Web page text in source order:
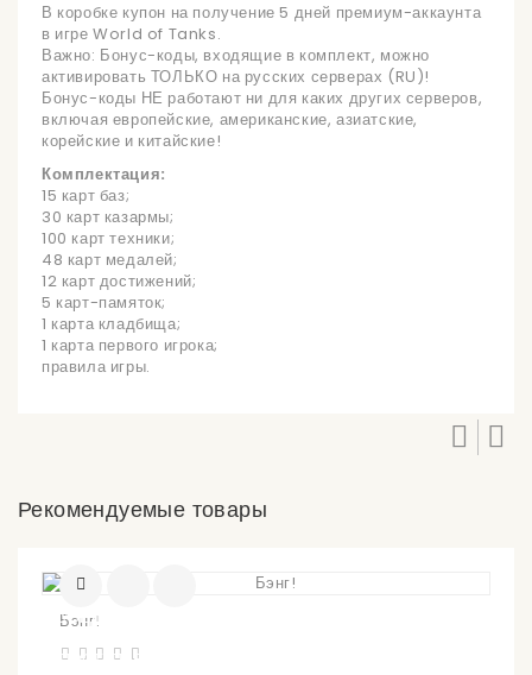
В коробке купон на получение 5 дней премиум-аккаунта
в игре World of Tanks.
Важно: Бонус-коды, входящие в комплект, можно
активировать ТОЛЬКО на русских серверах (RU)!
Бонус-коды НЕ работают ни для каких других серверов,
включая европейские, американские, азиатские,
корейские и китайские!
Комплектация:
15 карт баз;
30 карт казармы;
100 карт техники;
48 карт медалей;
12 карт достижений;
5 карт-памяток;
1 карта кладбища;
1 карта первого игрока;
правила игры.
Рекомендуемые товары
Бэнг!
УВЕДОМИТЬ
ПОСТУПЛЕНИИ